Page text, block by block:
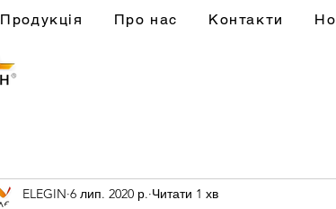
Продукція Про нас Контакти
ELEGIN 6 лип. 2020 р. Читати 1 хв